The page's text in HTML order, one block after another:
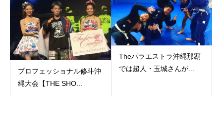
プロフェッショナル修斗沖
縄大会【THE SHO...
Theパラエストラ沖縄那覇
では超人・玉城さんが...